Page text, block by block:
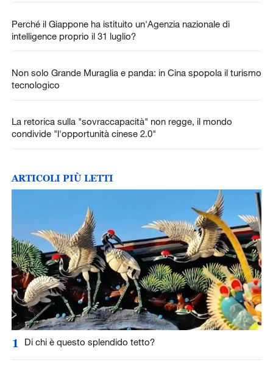
Perché il Giappone ha istituito un'Agenzia nazionale di
intelligence proprio il 31 luglio?
Non solo Grande Muraglia e panda: in Cina spopola il turismo
tecnologico
La retorica sulla "sovraccapacità" non regge, il mondo
condivide "l'opportunità cinese 2.0"
ARTICOLI PIÙ LETTI
1 Di chi è questo splendido tetto?